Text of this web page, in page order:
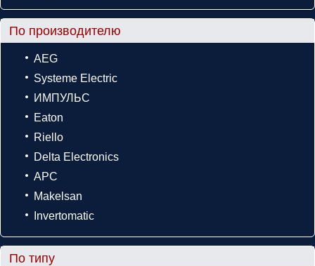
По производителю
AEG
Systeme Electric
ИМПУЛЬС
Eaton
Riello
Delta Electronics
APC
Makelsan
Invertomatic
По типу